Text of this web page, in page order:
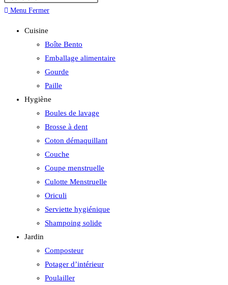
Menu Fermer
Cuisine
Boîte Bento
Emballage alimentaire
Gourde
Paille
Hygiène
Boules de lavage
Brosse à dent
Coton démaquillant
Couche
Coupe menstruelle
Culotte Menstruelle
Oriculi
Serviette hygiénique
Shampoing solide
Jardin
Composteur
Potager d’intérieur
Poulailler